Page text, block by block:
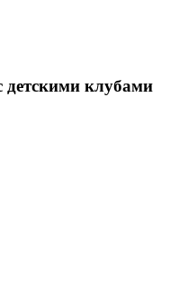
детскими клубами